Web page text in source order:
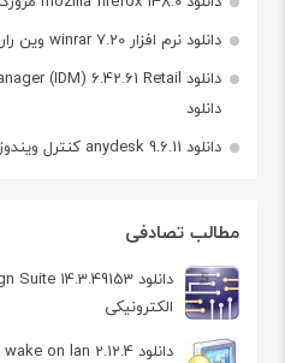
دانلود نرم افزار winrar 7.20 وین رار
دانلود
دانلود anydesk 9.6.11 کنترل ویندوز از راه دور
مطالب تصادفی
الکترونیکی